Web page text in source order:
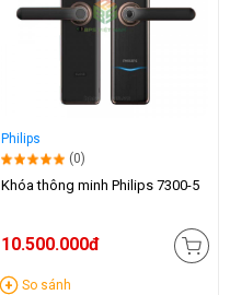
Philips
(0)
Khóa thông minh Philips 7300-5
10.500.000đ
So sánh